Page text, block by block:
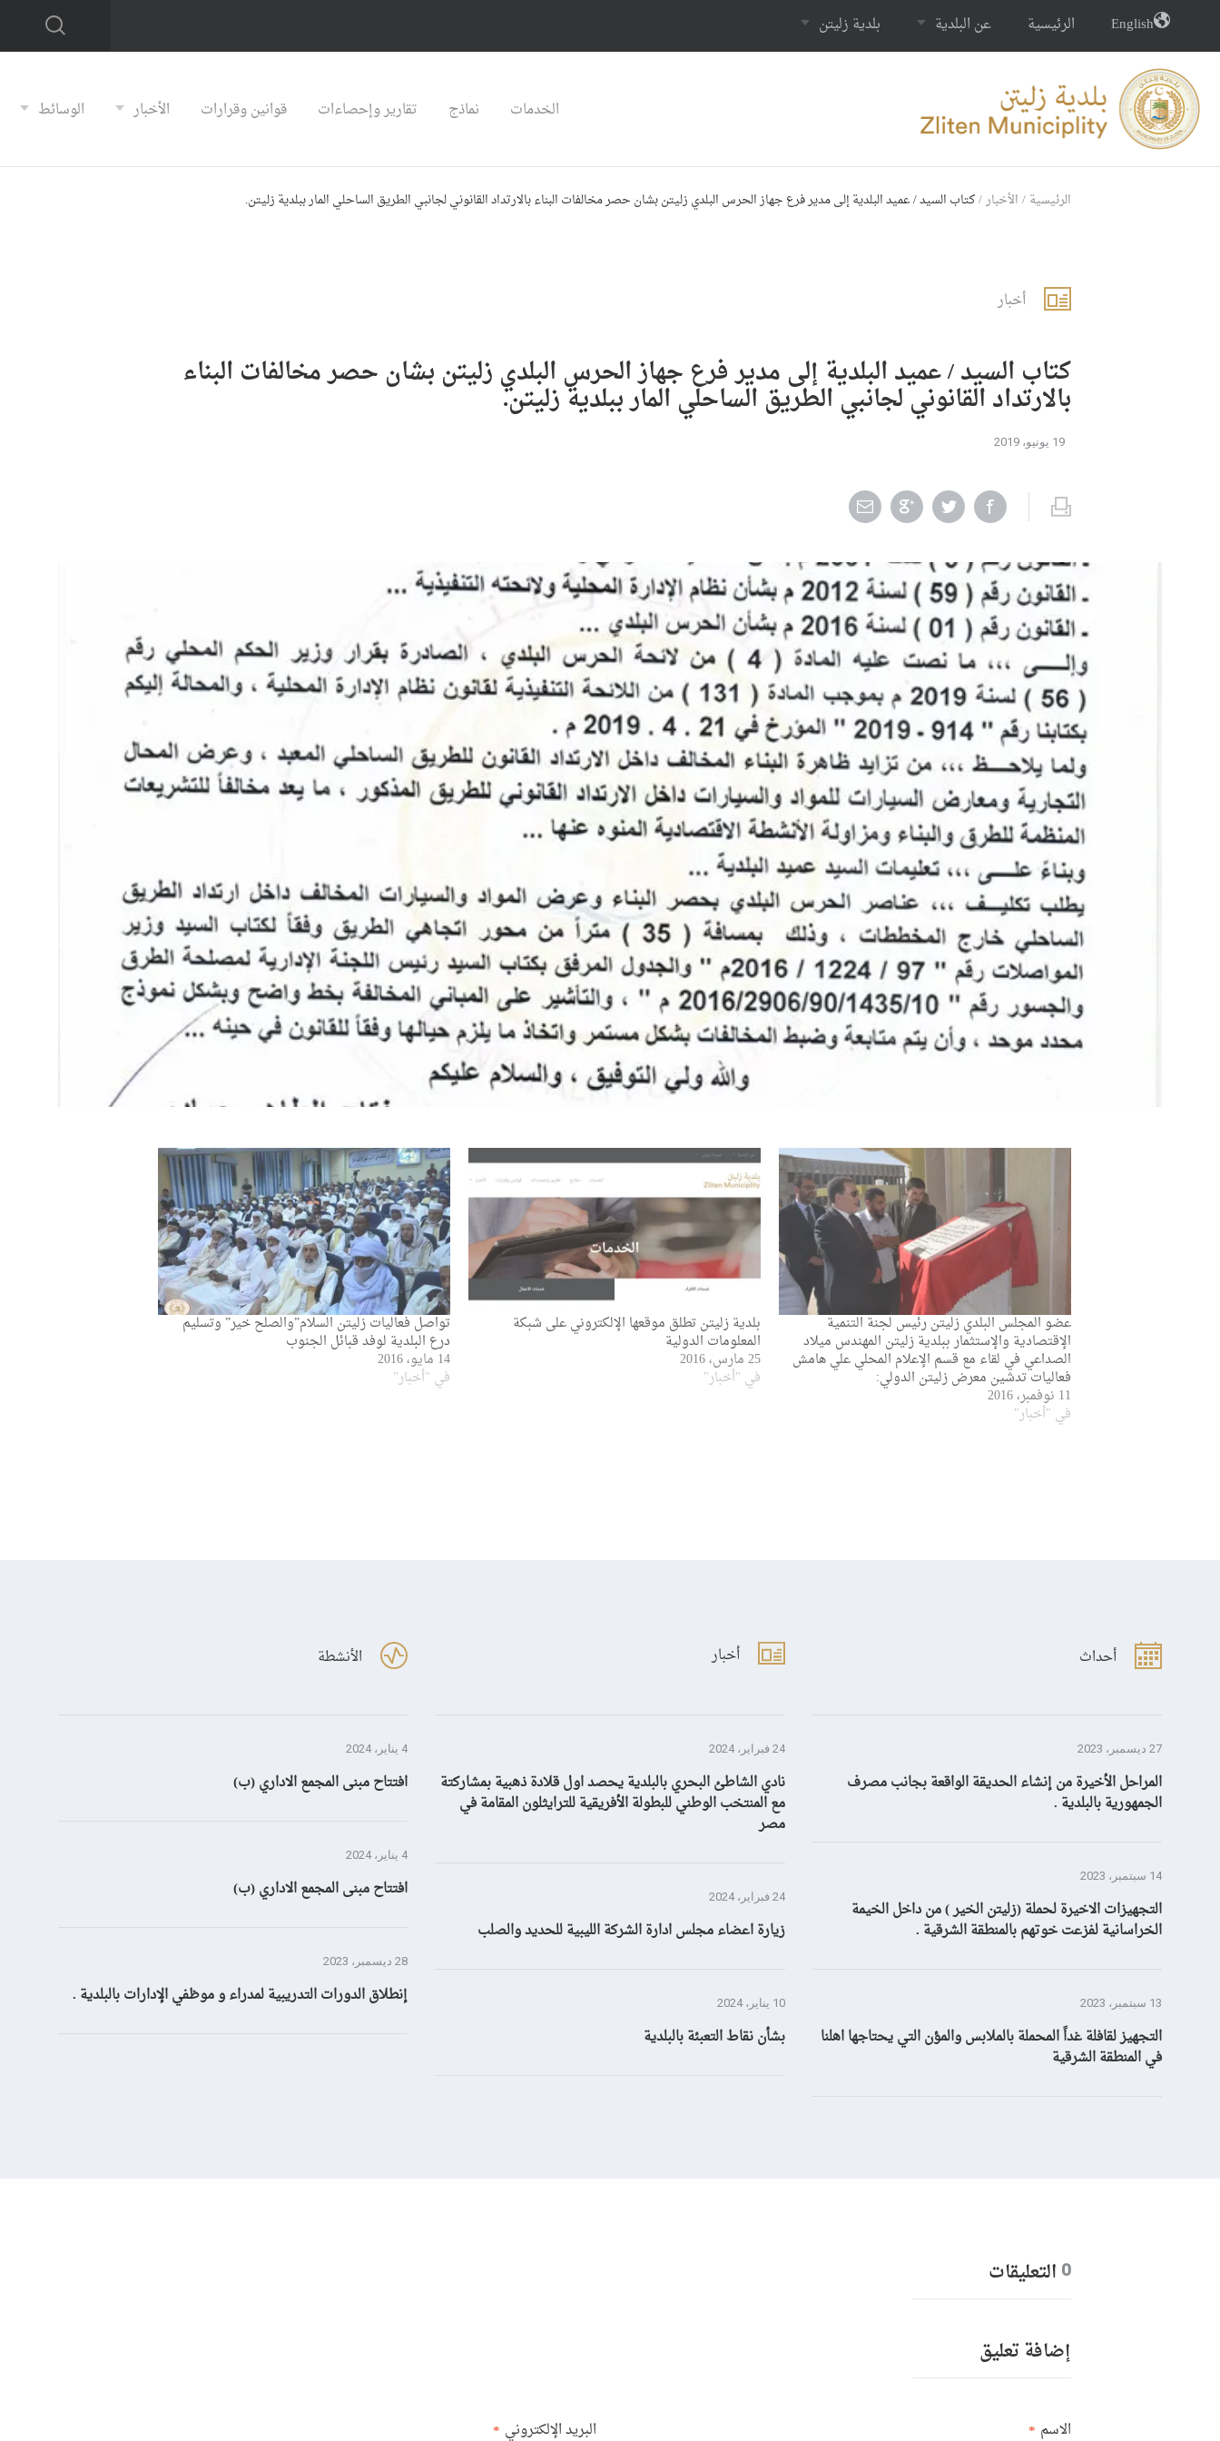
English الرئيسية عن البلدية بلدية زليتن
الخدمات نماذج تقارير وإحصاءات قوانين وقرارات الأخبار الوسائط
الرئيسية / الأخبار/كتاب السيد / عميد البلدية إلى مدير فرع جهاز الحرس البلدي زليتن بشان حصر مخالفات البناء بالارتداد القانوني لجانبي الطريق الساحلي المار ببلدية زليتن.
أخبار
كتاب السيد / عميد البلدية إلى مدير فرع جهاز الحرس البلدي زليتن بشان حصر مخالفات البناء
بالارتداد القانوني لجانبي الطريق الساحلي المار ببلدية زليتن.
19 يونيو، 2019
عضو المجلس البلدي زليتن رئيس لجنة التنمية
الإقتصادية والإستثمار ببلدية زليتن المهندس ميلاد
الصداعي في لقاء مع قسم الإعلام المحلي علي هامش
فعاليات تدشين معرض زليتن الدولي:
11 نوفمبر، 2016
في "أخبار"
بلدية زليتن تطلق موقعها الإلكتروني على شبكة
المعلومات الدولية
25 مارس، 2016
في "أخبار"
تواصل فعاليات زليتن السلام”والصلح خير” وتسليم
درع البلدية لوفد قبائل الجنوب
14 مايو، 2016
في "أخبار"
أحداث
27 ديسمبر، 2023
المراحل الأخيرة من إنشاء الحديقة الواقعة بجانب مصرف
الجمهورية بالبلدية .
14 سبتمبر، 2023
التجهيزات الاخيرة لحملة (زليتن الخير ) من داخل الخيمة
الخراسانية لفزعت خوتهم بالمنطقة الشرقية .
13 سبتمبر، 2023
التجهيز لقافلة غداً المحملة بالملابس والمؤن التي يحتاجها اهلنا
في المنطقة الشرقية
أخبار
24 فبراير، 2024
نادي الشاطئ البحري بالبلدية يحصد اول قلادة ذهبية بمشاركتة
مع المنتخب الوطني للبطولة الأفريقية للترايثلون المقامة في
مصر
24 فبراير، 2024
زيارة اعضاء مجلس ادارة الشركة الليبية للحديد والصلب
10 يناير، 2024
بشأن نقاط التعبئة بالبلدية
الأنشطة
4 يناير، 2024
افتتاح مبنى المجمع الاداري (ب)
4 يناير، 2024
افتتاح مبنى المجمع الاداري (ب)
28 ديسمبر، 2023
إنطلاق الدورات التدريبية لمدراء و موظفي الإدارات بالبلدية .
0 التعليقات
إضافة تعليق
الاسم * البريد الإلكتروني *